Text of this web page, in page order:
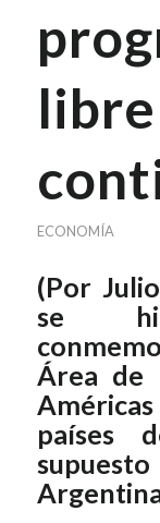
ECONOMÍA
(Por
se
Área de
países